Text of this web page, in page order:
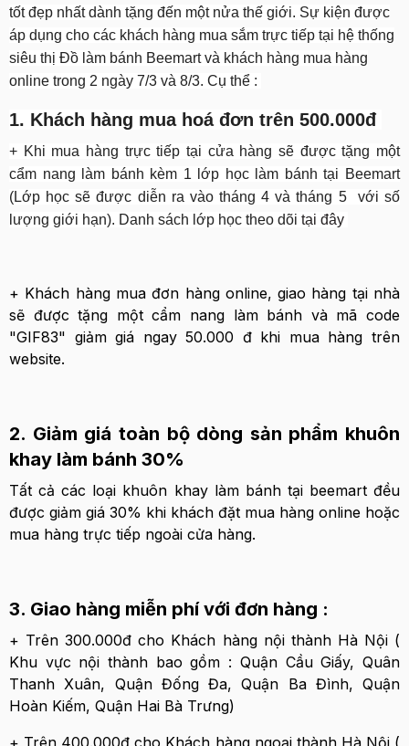
tốt đẹp nhất dành tặng đến một nửa thế giới. Sự kiện được
áp dụng cho các khách hàng mua sắm trực tiếp tại hệ thống
siêu thị Đồ làm bánh Beemart và khách hàng mua hàng
online trong 2 ngày 7/3 và 8/3. Cụ thể :
1. Khách hàng mua hoá đơn trên 500.000đ
+ Khi mua hàng trực tiếp tại cửa hàng sẽ được tặng một
cẩm nang làm bánh kèm 1 lớp học làm bánh tại Beemart
(Lớp học sẽ được diễn ra vào tháng 4 và tháng 5 với số
lượng giới hạn). Danh sách lớp học theo dõi tại đây
+ Khách hàng mua đơn hàng online, giao hàng tại nhà
sẽ được tặng một cẩm nang làm bánh và mã code
"GIF83" giảm giá ngay 50.000 đ khi mua hàng trên
website.
2. Giảm giá toàn bộ dòng sản phẩm khuôn
khay làm bánh 30%
Tất cả các loại khuôn khay làm bánh tại beemart đều
được giảm giá 30% khi khách đặt mua hàng online hoặc
mua hàng trực tiếp ngoài cửa hàng.
3. Giao hàng miễn phí với đơn hàng :
+ Trên 300.000đ cho Khách hàng nội thành Hà Nội (
Khu vực nội thành bao gồm : Quận Cầu Giấy, Quân
Thanh Xuân, Quận Đống Đa, Quận Ba Đình, Quận
Hoàn Kiếm, Quận Hai Bà Trưng)
+ Trên 400.000đ cho Khách hàng ngoại thành Hà Nội (